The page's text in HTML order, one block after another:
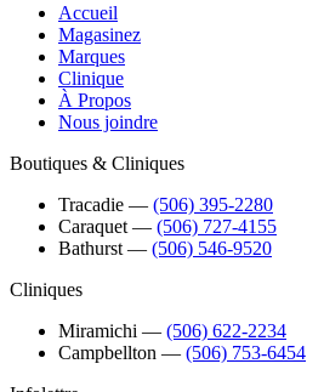
Accueil
Magasinez
Marques
Clinique
À Propos
Nous joindre
Boutiques & Cliniques
Tracadie ― (506) 395-2280
Caraquet ― (506) 727-4155
Bathurst ― (506) 546-9520
Cliniques
Miramichi ― (506) 622-2234
Campbellton ― (506) 753-6454